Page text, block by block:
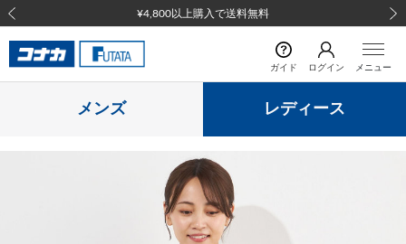
¥4,800以上購入で送料無料
前の画像
ガイド ログイン メニュー
メンズ レディース